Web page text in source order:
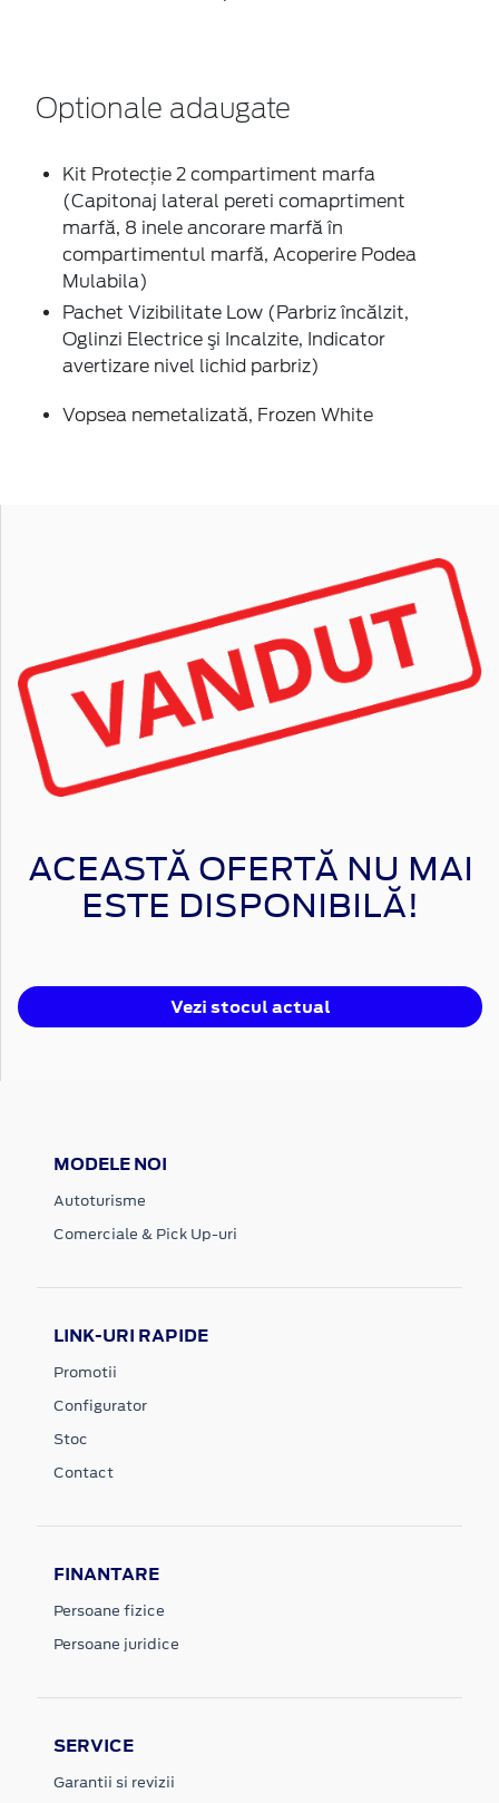
Optionale adaugate
Kit Protecţie 2 compartiment marfa
(Capitonaj lateral pereti comaprtiment
marfă, 8 inele ancorare marfă în
compartimentul marfă, Acoperire Podea
Mulabila)
Pachet Vizibilitate Low (Parbriz încălzit,
Oglinzi Electrice şi Incalzite, Indicator
avertizare nivel lichid parbriz)
Vopsea nemetalizată, Frozen White
ACEASTĂ OFERTĂ NU MAI
ESTE DISPONIBILĂ!
Vezi stocul actual
MODELE NOI
Autoturisme
Comerciale & Pick Up-uri
LINK-URI RAPIDE
Promotii
Configurator
Stoc
Contact
FINANTARE
Persoane fizice
Persoane juridice
SERVICE
Garantii si revizii